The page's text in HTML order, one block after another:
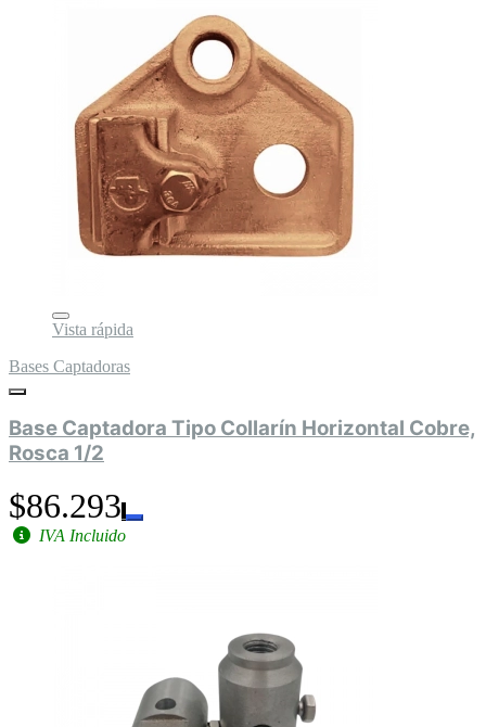
Vista rápida
Bases Captadoras
Base Captadora Tipo Collarín Horizontal Cobre,
Rosca 1/2
$86.293
IVA Incluido